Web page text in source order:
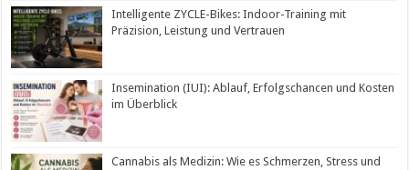
Intelligente ZYCLE-Bikes: Indoor-Training mit
Präzision, Leistung und Vertrauen
Insemination (IUI): Ablauf, Erfolgschancen und Kosten
im Überblick
Cannabis als Medizin: Wie es Schmerzen, Stress und